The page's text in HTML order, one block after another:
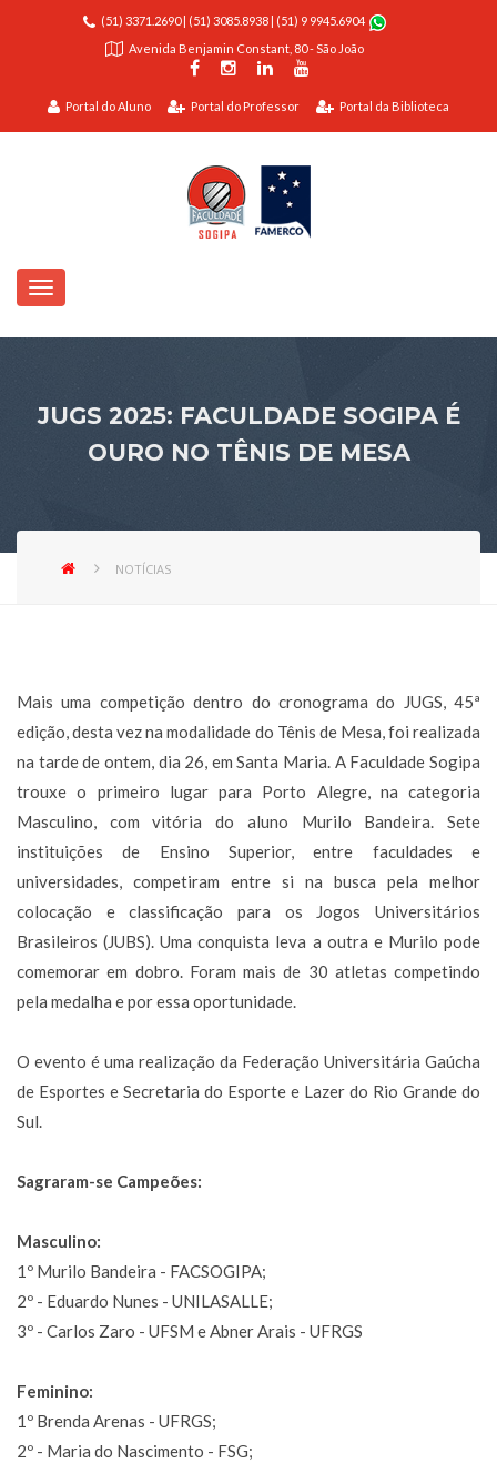
(51) 3371.2690| (51) 3085.8938|
(51) 9 9945.6904
Avenida Benjamin Constant, 80 - São João
Portal do Aluno Portal do Professor Portal da Biblioteca
JUGS 2025: FACULDADE SOGIPA É
OURO NO TÊNIS DE MESA
NOTÍCIAS
Mais uma competição dentro do cronograma do JUGS, 45ª
edição, desta vez na modalidade do Tênis de Mesa, foi realizada
na tarde de ontem, dia 26, em Santa Maria. A Faculdade Sogipa
trouxe o primeiro lugar para Porto Alegre, na categoria
Masculino, com vitória do aluno Murilo Bandeira. Sete
instituições de Ensino Superior, entre faculdades e
universidades, competiram entre si na busca pela melhor
colocação e classificação para os Jogos Universitários
Brasileiros (JUBS). Uma conquista leva a outra e Murilo pode
comemorar em dobro. Foram mais de 30 atletas competindo
pela medalha e por essa oportunidade.
O evento é uma realização da Federação Universitária Gaúcha
de Esportes e Secretaria do Esporte e Lazer do Rio Grande do
Sul.
Sagraram-se Campeões:
Masculino:
1º Murilo Bandeira - FACSOGIPA;
2º - Eduardo Nunes - UNILASALLE;
3º - Carlos Zaro - UFSM e Abner Arais - UFRGS
Feminino:
1º Brenda Arenas - UFRGS;
2º - Maria do Nascimento - FSG;